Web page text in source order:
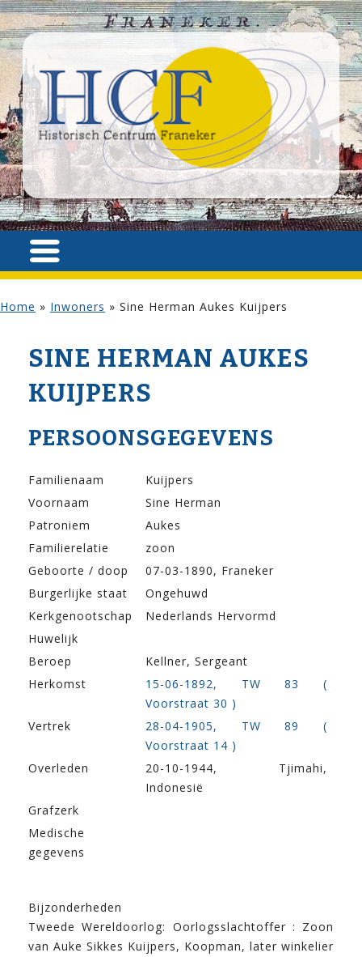
Home » Inwoners » Sine Herman Aukes Kuijpers
SINE HERMAN AUKES
KUIJPERS
PERSOONSGEGEVENS
Familienaam
Kuijpers
Voornaam
Sine Herman
Patroniem
Aukes
Familierelatie
zoon
Geboorte / doop
07-03-1890, Franeker
Burgerlijke staat
Ongehuwd
Kerkgenootschap
Nederlands Hervormd
Huwelijk
Beroep
Kellner, Sergeant
Herkomst
15-06-1892, TW 83 (
Voorstraat 30 )
Vertrek
28-04-1905, TW 89 (
Voorstraat 14 )
Overleden
20-10-1944, Tjimahi,
Indonesië
Grafzerk
Medische
gegevens
Bijzonderheden
Tweede Wereldoorlog: Oorlogsslachtoffer : Zoon
van Auke Sikkes Kuijpers, Koopman, later winkelier